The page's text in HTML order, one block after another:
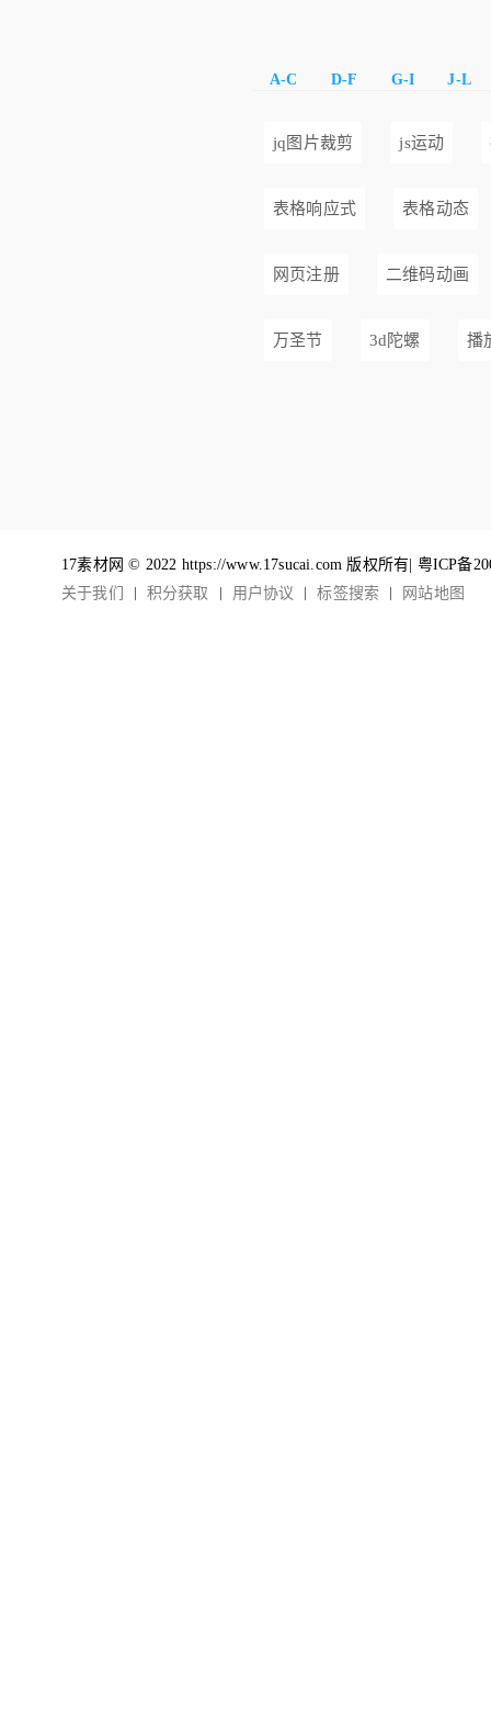
A-C D-F G-I J-L
jq图片裁剪 js运动
表格响应式 表格动态
网页注册 二维码动画
万圣节 3d陀螺 播
17素材网 © 2022 https://www.17sucai.com 版权所有| 粤ICP备
关于我们
积分获取 用户协议 标签搜索 网站地图